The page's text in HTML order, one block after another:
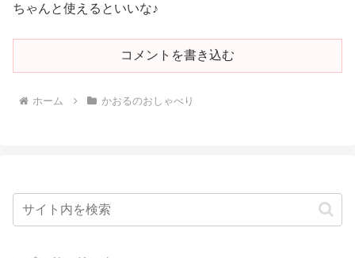
ちゃんと使えるといいな♪
コメントを書き込む
ホーム かおるのおしゃべり